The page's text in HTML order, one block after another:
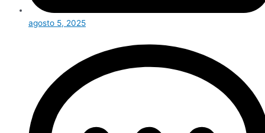
agosto 5, 2025